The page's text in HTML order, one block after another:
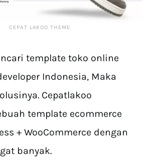
CEPAT LAKOO THEME
template toko online
Indonesia, Maka
Cepatlakoo
template ecommerce
+ WooCommerce dengan
banyak.